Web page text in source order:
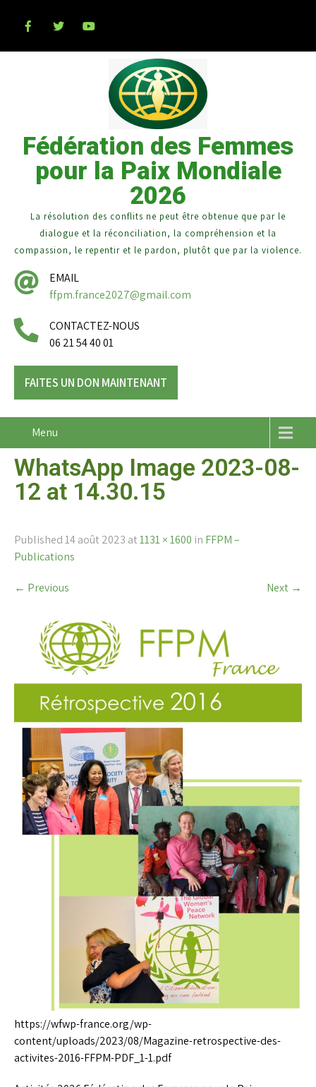
Fédération des Femmes
pour la Paix Mondiale
2026
La résolution des conflits ne peut être obtenue que par le
dialogue et la réconciliation, la compréhension et la
compassion, le repentir et le pardon, plutôt que par la violence.
EMAIL
ffpm.france2027@gmail.com
CONTACTEZ-NOUS
06 21 54 40 01
FAITES UN DON MAINTENANT
Menu
WhatsApp Image 2023-08-
12 at 14.30.15
Published14 août 2023 at1131 × 1600 in FFPM –
Publications
← Previous Next →
https://wfwp-france.org/wp-
content/uploads/2023/08/Magazine-retrospective-des-
activites-2016-FFPM-PDF_1-1.pdf